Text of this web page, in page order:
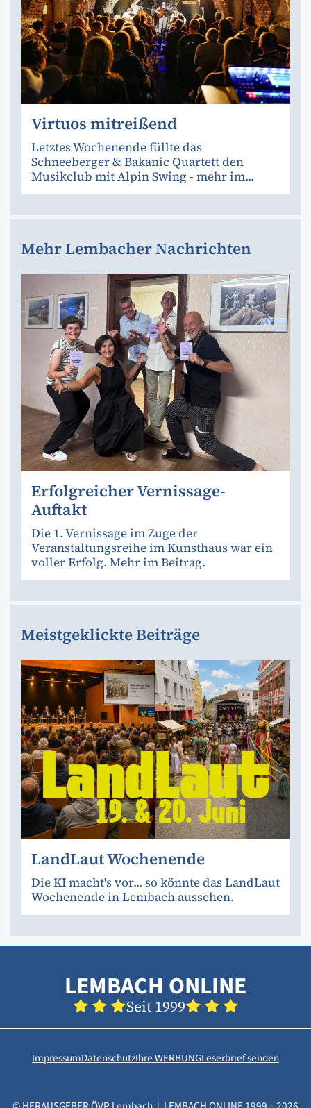
Virtuos mitreißend
Letztes Wochenende füllte das
Schneeberger & Bakanic Quartett den
Musikclub mit Alpin Swing - mehr im...
Mehr Lembacher Nachrichten
Erfolgreicher Vernissage-
Auftakt
Die 1. Vernissage im Zuge der
Veranstaltungsreihe im Kunsthaus war ein
voller Erfolg. Mehr im Beitrag.
Meistgeklickte Beiträge
LandLaut Wochenende
Die KI macht's vor... so könnte das LandLaut
Wochenende in Lembach aussehen.
LEMBACH ONLINE
Seit 1999
ImpressumDatenschutzIhre WERBUNGLeserbrief senden